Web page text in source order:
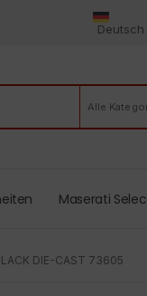
Deutsch
Alle
Maserati
DIE-CAST 73605